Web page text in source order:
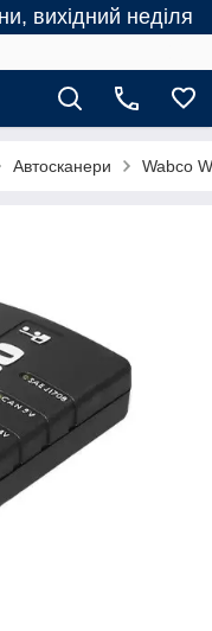
вихідний неділя
Автосканери Wabco